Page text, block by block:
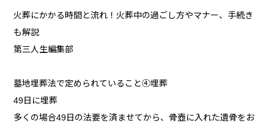
火葬にかかる時間と流れ！火葬中の過ごし方やマナー、手続き
も解説
第三人生編集部
墓地埋葬法で定められていること④埋葬
49日に埋葬
多くの場合49日の法要を済ませてから、骨壺に入れた遺骨をお